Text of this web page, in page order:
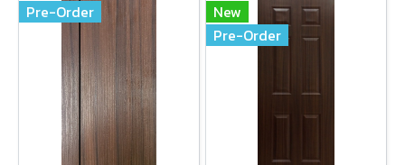
Pre-Order
New
Pre-Order